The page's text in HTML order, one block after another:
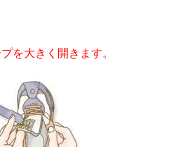
を大きく開きます。